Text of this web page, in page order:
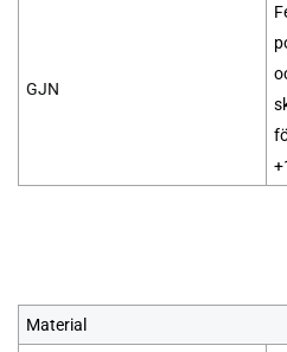
GJN
Material